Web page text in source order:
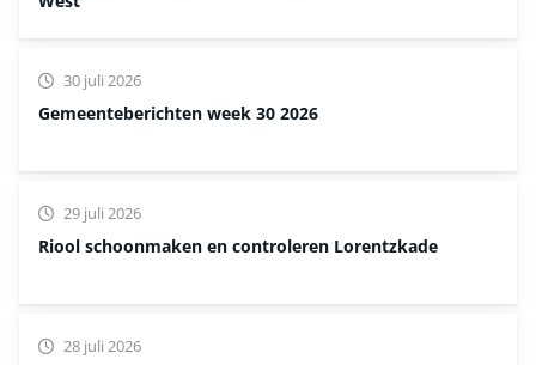
Gemeenteberichten week 30 2026
30 juli 2026
Riool schoonmaken en controleren Lorentzkade
29 juli 2026
28 juli 2026